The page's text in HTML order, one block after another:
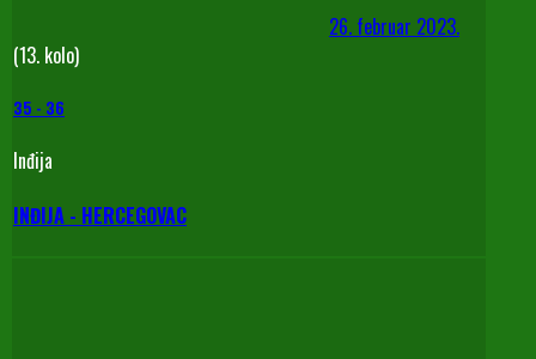
26. februar 2023.
(13. kolo)
35 - 36
Inđija
INĐIJA - HERCEGOVAC